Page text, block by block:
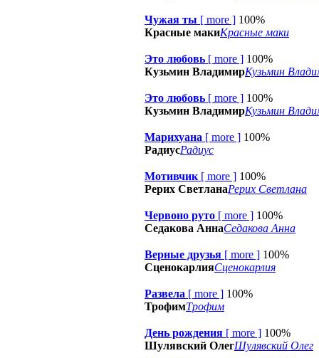
Чужая ты [ more ] 100%
Красные макиКрасные маки
Это любовь [ more ] 100%
Кузьмин ВладимирКузьмин
Это любовь [ more ] 100%
Кузьмин ВладимирКузьмин
Марихуана [ more ] 100%
РадиусРадиус
Мотивчик [ more ] 100%
Рерих СветланаРерих Светлана
Червоно руто [ more ] 100%
Седакова АннаСедакова Анна
Верные друзья [ more ] 100%
СценокарлияСценокарлия
Развела [ more ] 100%
ТрофимТрофим
День рождения [ more ] 100%
Шулявский ОлегШулявский Олег